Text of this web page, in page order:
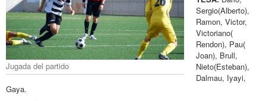
Jugada del partido
Sergio(Alberto),
Ramon, Victor,
Victoriano(
Rendon), Pau(
Joan), Brull,
Nieto(Esteban),
Dalmau, Iyayi,
Gaya.